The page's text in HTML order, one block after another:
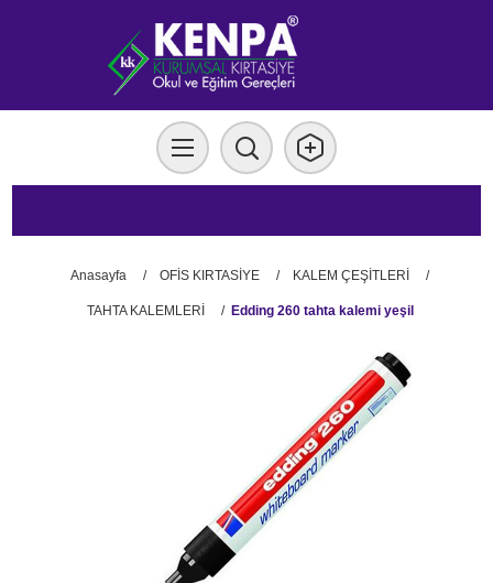
Anasayfa / OFİS KIRTASİYE / KALEM ÇEŞİTLERİ /
TAHTA KALEMLERİ / Edding 260 tahta kalemi yeşil